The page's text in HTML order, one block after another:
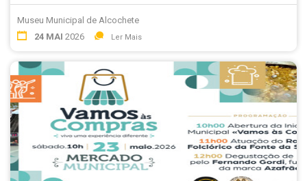
Museu Municipal de Alcochete
24 MAI 2026 Ler Mais